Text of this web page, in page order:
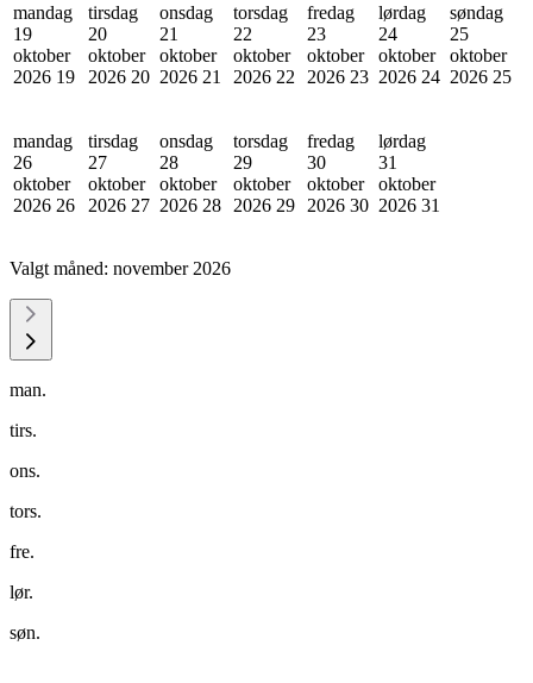
mandag
19
oktober
2026 19
tirsdag
20
oktober
2026 20
onsdag
21
oktober
2026 21
torsdag
22
oktober
2026 22
fredag
23
oktober
2026 23
lørdag
24
oktober
2026 24
søndag
25
oktober
2026 25
mandag
26
oktober
2026 26
tirsdag
27
oktober
2026 27
onsdag
28
oktober
2026 28
torsdag
29
oktober
2026 29
fredag
30
oktober
2026 30
lørdag
31
oktober
2026 31
Valgt måned: november 2026
man.
tirs.
ons.
tors.
fre.
lør.
søn.